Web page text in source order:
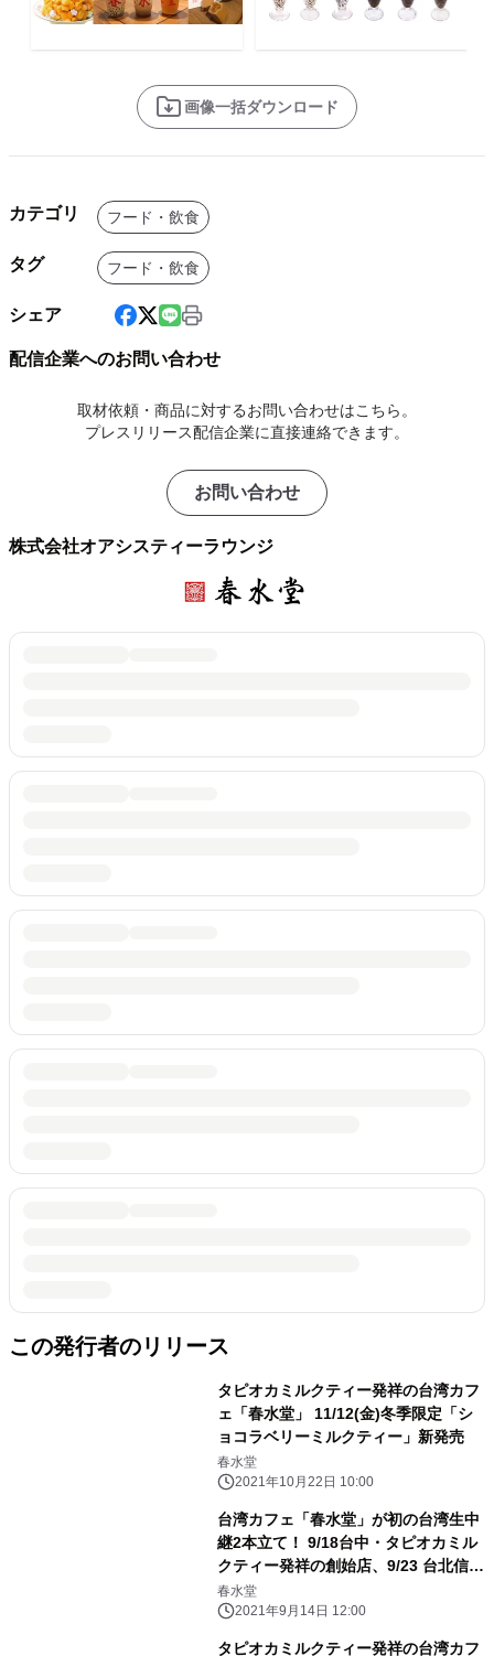
画像一括ダウンロード
カテゴリ フード・飲食
タグ フード・飲食
シェア
配信企業へのお問い合わせ
取材依頼・商品に対するお問い合わせはこちら。
プレスリリース配信企業に直接連絡できます。
お問い合わせ
株式会社オアシスティーラウンジ
この発行者のリリース
タピオカミルクティー発祥の台湾カフ
ェ「春水堂」 11/12(金)冬季限定「シ
ョコラベリーミルクティー」新発売
春水堂
2021年10月22日 10:00
台湾カフェ「春水堂」が初の台湾生中
継2本立て！ 9/18台中・タピオカミル
クティー発祥の創始店、9/23 台北信義
店に現地ガイドが潜入
春水堂
2021年9月14日 12:00
タピオカミルクティー発祥の台湾カフ